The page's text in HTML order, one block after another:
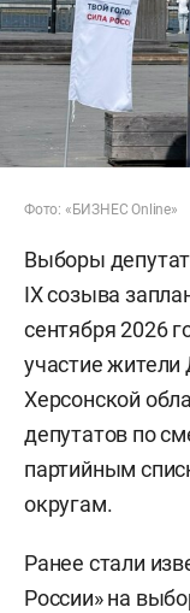
Фото: «БИЗНЕС Online»
Выборы
IX созыва
сентября 2026
участие
Херсонской
депутатов по
партийным
округам.
Ранее стали
России» на